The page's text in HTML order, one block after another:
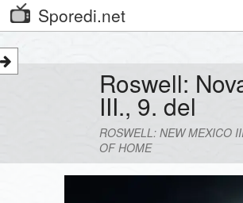
Sporedi.net
Roswell:
III., 9. del
ROSWELL: NEW MEXICO
OF HOME